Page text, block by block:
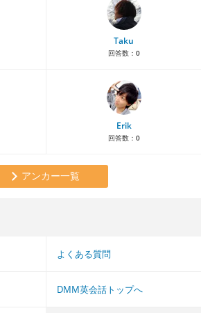
Taku
回答数： 0
Erik
回答数： 0
アンカー一覧
よくある質問
DMM英会話トップへ